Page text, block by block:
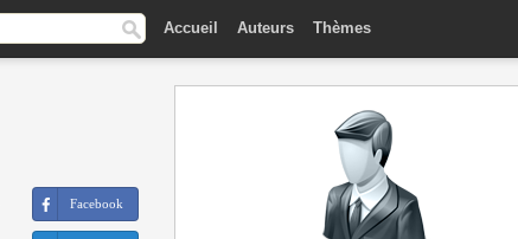
Accueil Auteurs Thèmes
Facebook